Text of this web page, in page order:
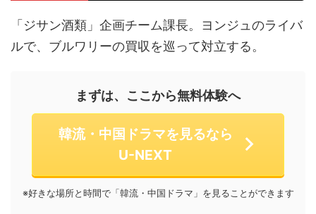
「ジサン酒類」企画チーム課長。ヨンジュのライバ
ルで、ブルワリーの買収を巡って対立する。
まずは、ここから無料体験へ
韓流・中国ドラマを見るなら
U-NEXT
※好きな場所と時間で「韓流・中国ドラマ」を見ることができます